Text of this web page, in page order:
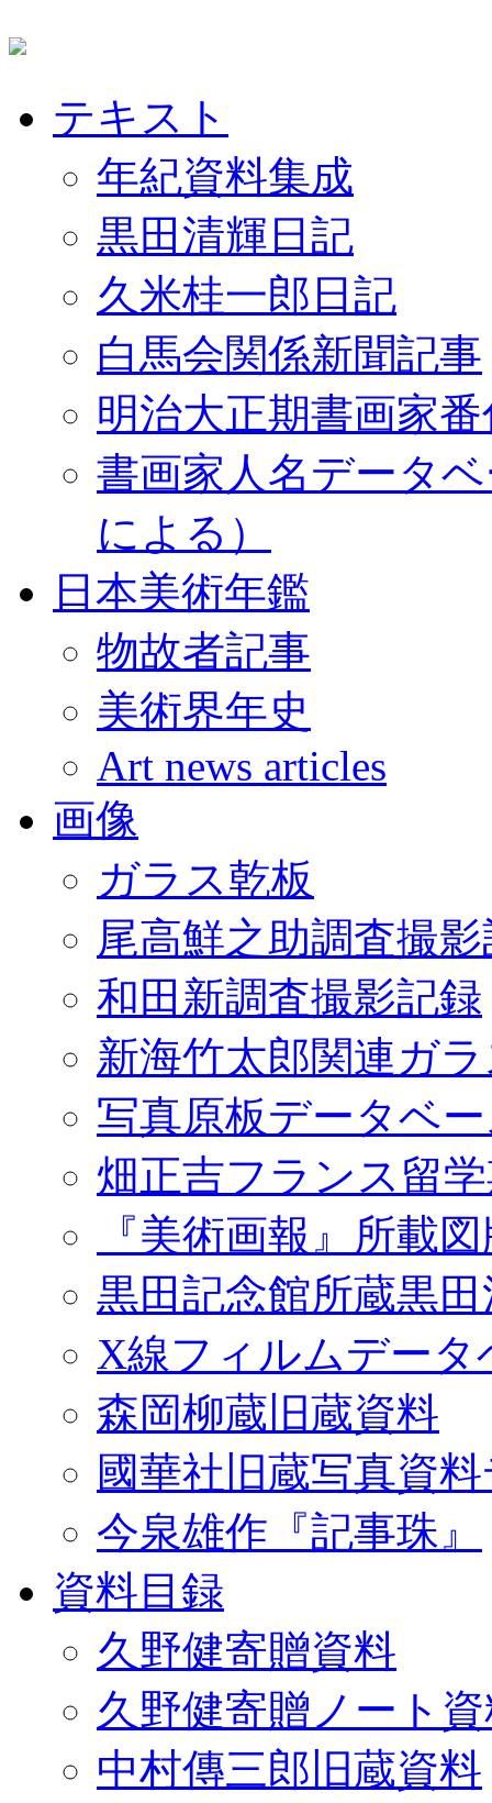
テキスト
年紀資料集成
黒田清輝日記
久米桂一郎日記
白馬会関係新聞記事
明治大正期書画家
書画家人名データ
による）
日本美術年鑑
物故者記事
美術界年史
Art news articles
画像
ガラス乾板
尾高鮮之助調査撮
和田新調査撮影記録
新海竹太郎関連ガ
写真原板データベ
畑正吉フランス留
『美術画報』所載
黒田記念館所蔵黒
X線フィルムデータ
森岡柳蔵旧蔵資料
國華社旧蔵写真資
今泉雄作『記事珠』
資料目録
久野健寄贈資料
久野健寄贈ノート
中村傳三郎旧蔵資料